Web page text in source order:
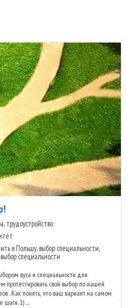
трудоустройство
в Польшу, выбор специальности,
специальности
вуза и специальности для
свой выбор по нашей
. Как понять, что ваш вариант на самом
шаги. 1) ...